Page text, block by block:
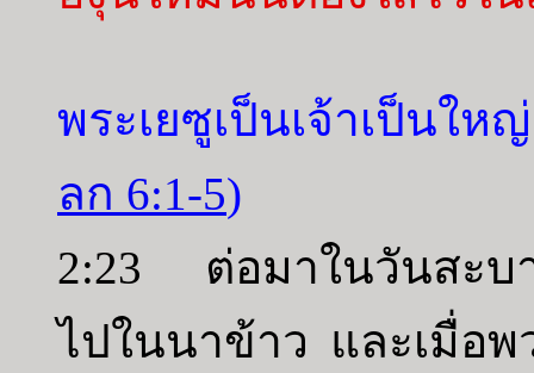
พระเยซูเป็นเจ้าเป็นใ
ลก 6:1-5)
2:23 ต่อมาในวันสะบา
ไปในนาข้าว และเมื่อพ